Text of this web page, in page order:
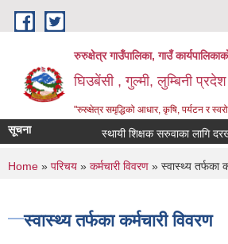
Skip to main content
रुरुक्षेत्र गाउँपालिका, गाउँ
घिउबेंसी , गुल्मी, लुम्बिनी
"रुरुक्षेत्र समृद्धिको आधार, कृषि, पर्यटन र
सूचना स्थायी शिक्षक सरुवाका लागि
You are here
Home » परिचय » कर्मचारी विवरण » स्वास्थ्य तर्फका
स्वास्थ्य तर्फका कर्मचारी विवरण